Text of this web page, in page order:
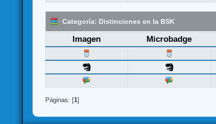
Categoría: Distinciones en la BSK
Imagen Microbadge
Páginas: [1]